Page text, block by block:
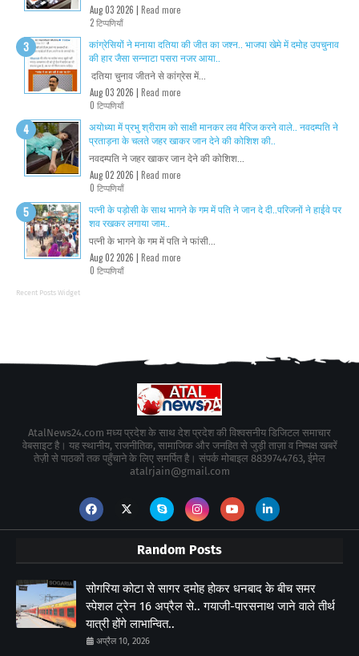
Aug 03 2026 | Read more
2 टिप्पणियाँ
कांग्रेसियों ने मनाया दतिया की जीत का जश्न.. भाजपा खेमे में दमोह उपचुनाव
की हार जैसा सन्नाटा पसरा नजर आया..
दतिया चुनाव जीतने से कांग्रेस में...
Aug 03 2026 | Read more
0 टिप्पणियाँ
अयोध्या में प्रभु श्रीराम को साक्षी मानकर लव मैरिज करने वाले.. नवदम्पति ने
प्रताड़ना के चलते जहर खाकर जान देने की कोशिश की..
नवदम्पति ने जहर खाकर जान देने की कोशिश...
Aug 02 2026 | Read more
0 टिप्पणियाँ
पत्नी के पड़ोसी के साथ भागने के गम में पति ने जान दे दी..परिजनों ने हाईवे पर
शव रखकर लगाया जाम..
पत्नी के भागने के गम में पति ने फांसी...
Aug 02 2026 | Read more
0 टिप्पणियाँ
Recent Posts Widget
AtalNews24.com मध्य प्रदेश के साथ देश प्रदेश की विश्वसनीय डिजिटल समाचार
वेबसाइट है। यह स्थानीय, राजनीतिक, सामाजिक और जनहित से जुड़ी ताज़ा व निष्पक्ष खबरें
तेज़ी से पाठकों तक पहुँचाने के लिए समर्पित है। संपर्क मोबाइल 8839744763, ईमेल
atalrjain@gmail.com
Random Posts
सोगरिया कोटा से सागर दमोह होकर धनबाद के बीच समर
स्पेशल ट्रेन 16 अप्रैल से.. गयाजी-पारसनाथ जाने वाले तीर्थ
यात्री होंगे लाभान्वित..
अप्रैल 10, 2026